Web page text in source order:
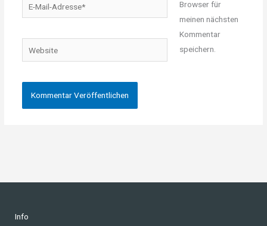
Mail-
Website
Browser für
meinen nächsten
Kommentar
speichern.
Info